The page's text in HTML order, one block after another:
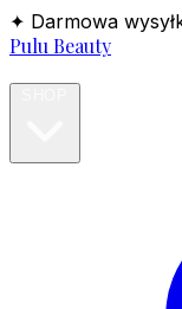
✦ Darmowa
Pulu Beauty